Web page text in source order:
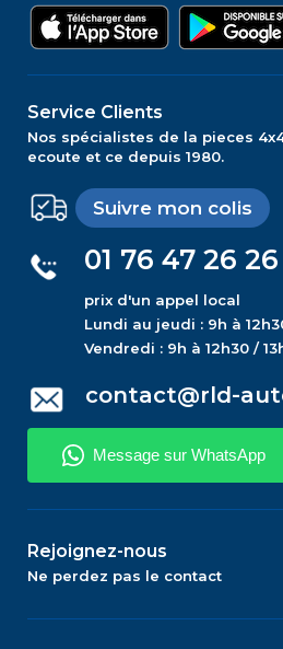
Service Clients
Nos spécialistes de la pieces
ecoute et ce depuis 1980.
Suivre mon colis
01 76 47 26 26
prix d'un appel local
Lundi au jeudi : 9h à
Vendredi : 9h à 12h30 /
contact@rld-
Rejoignez-nous
Ne perdez pas le contact